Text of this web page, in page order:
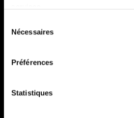
Nécessaires
Préférences
Statistiques
EN SAVOIR PLUS